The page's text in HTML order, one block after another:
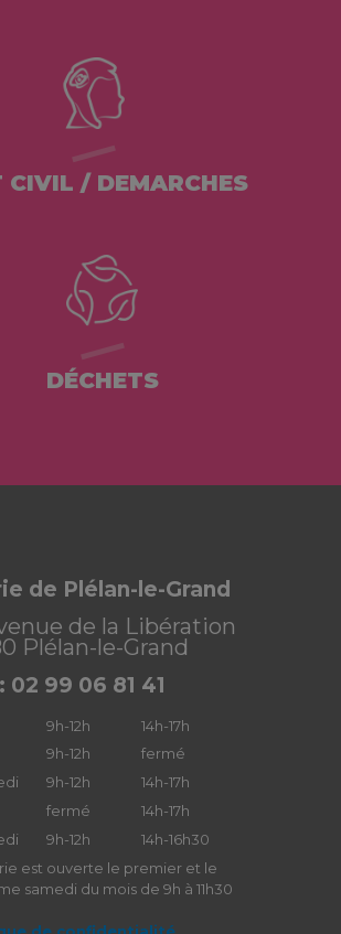
CIVIL / DEMARCHES
DÉCHETS
de Plélan-le-Grand
de la Libération
Plélan-le-Grand
02 99 06 81 41
9h-12h
14h-17h
9h-12h
fermé
9h-12h
14h-17h
fermé
14h-17h
9h-12h
14h-16h30
est ouverte le premier et le
samedi du mois de 9h à 11h30
de confidentialité